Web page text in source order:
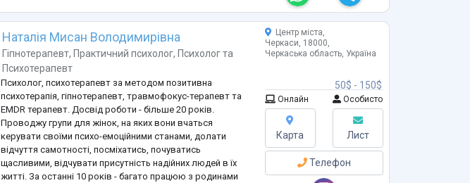
почутою.
Мій простір — це без...
Наталія Мисан Володимирівна
Гіпнотерапевт, Практичний психолог, Психологта
Психотерапевт
Психолог, психотерапевт за методом позитивна
психотерапія, гіпнотерапевт, травмофокус-терапевт та
EMDR терапевт. Досвід роботи - більше 20 років.
Проводжу групи для жінок, на яких вони вчаться
керувати своїми психо-емоційними станами, долати
відчуття самотності, посміхатись, почуватись
щасливими, відчувати присутність надійних людей в їх
житті. За останні 10 років - багато працюю з родинами
50$ - 150$
Центр міста,
Черкаси, 18000,
Черкаська область, Україна
Онлайн Особисто
Карта Лист
Телефон